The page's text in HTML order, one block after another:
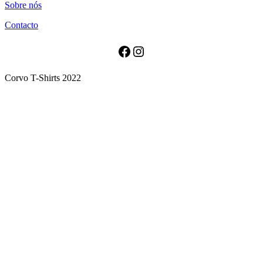
options
may
Sobre nós
Contacto
Facebook
Instagram
Corvo T-Shirts 2022